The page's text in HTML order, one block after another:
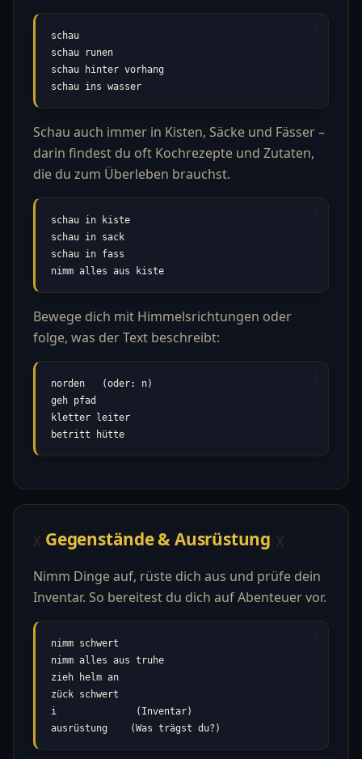
schau
schau runen
schau hinter vorhang
schau ins wasser
Schau auch immer in Kisten, Säcke und Fässer –
darin findest du oft Kochrezepte und Zutaten,
die du zum Überleben brauchst.
schau in kiste
schau in sack
schau in fass
nimm alles aus kiste
Bewege dich mit Himmelsrichtungen oder
folge, was der Text beschreibt:
norden   (oder: n)
geh pfad
kletter leiter
betritt hütte
Gegenstände & Ausrüstung
Nimm Dinge auf, rüste dich aus und prüfe dein
Inventar. So bereitest du dich auf Abenteuer vor.
nimm schwert
nimm alles aus truhe
zieh helm an
zück schwert
i              (Inventar)
ausrüstung    (Was trägst du?)